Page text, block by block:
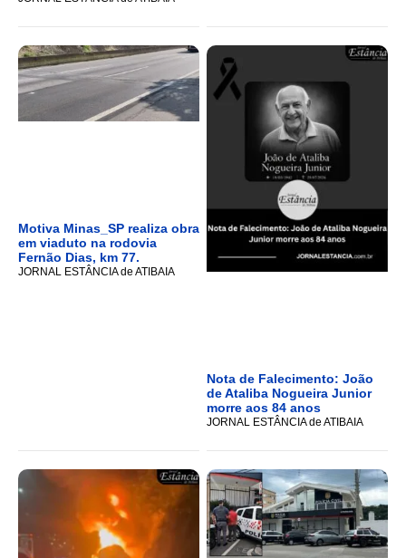
Motiva Minas_SP realiza obra
em viaduto na rodovia
Fernão Dias, km 77.
JORNAL ESTÂNCIA de ATIBAIA
Nota de Falecimento: João
de Ataliba Nogueira Junior
morre aos 84 anos
JORNAL ESTÂNCIA de ATIBAIA